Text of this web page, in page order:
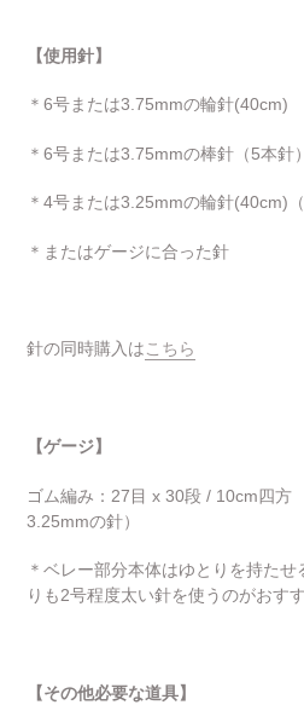
【使用針】
＊6号または3.75mmの輪針(40cm)
＊6号または3.75mmの棒針（5本針）
＊4号または3.25mmの輪針(40cm)
＊またはゲージに合った針
針の同時購入はこちら
【ゲージ】
ゴム編み：27目 x 30段 / 10cm四
3.25mmの針）
＊ベレー部分本体はゆとりを持た
りも2号程度太い針を使うのがおすす
【その他必要な道具】